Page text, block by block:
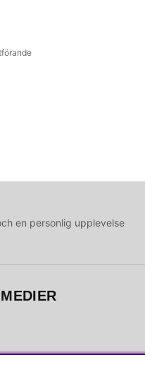
en personlig upplevelse